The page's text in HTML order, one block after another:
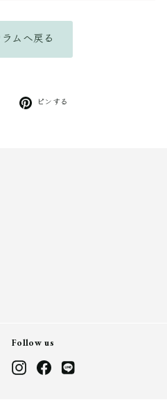
ラムへ戻る
ピンする
Follow us
Instagram Facebook